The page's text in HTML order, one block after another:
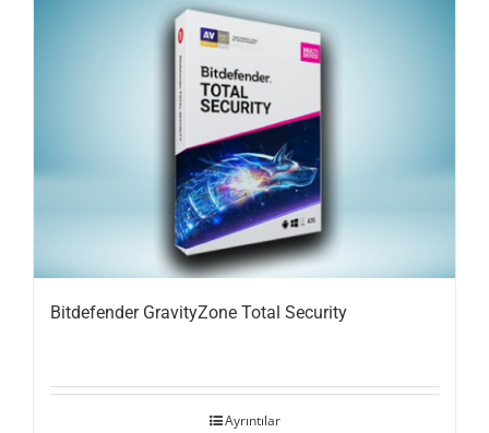
Bitdefender GravityZone Total Security
Ayrıntılar